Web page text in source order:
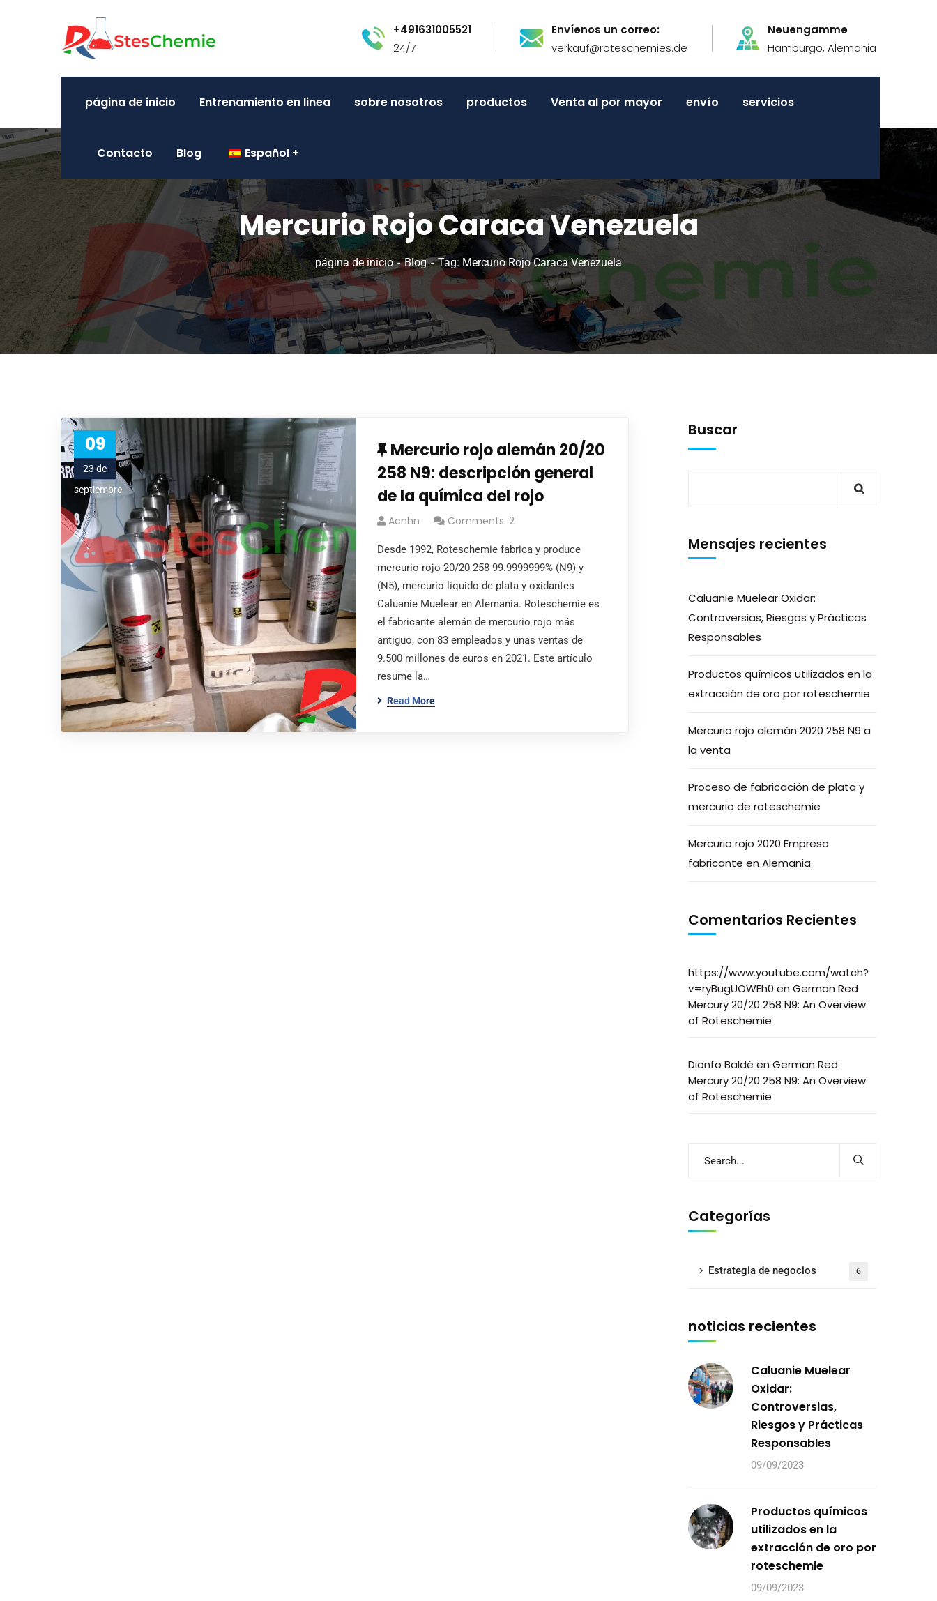
+491631005521
24/7
Envíenos un correo:
verkauf@roteschemies.de
Neuengamme
Hamburgo, Alemania
página de inicio Entrenamiento en linea sobre nosotros productos Venta al por mayor envío servicios
Contacto Blog Español
Mercurio Rojo Caraca Venezuela
página de inicio Blog Tag: Mercurio Rojo Caraca Venezuela
09
23 de
septiembre
Mercurio rojo alemán 20/20
258 N9: descripción general
de la química del rojo
Acnhn Comments: 2
Desde 1992, Roteschemie fabrica y produce
mercurio rojo 20/20 258 99.9999999% (N9) y
(N5), mercurio líquido de plata y oxidantes
Caluanie Muelear en Alemania. Roteschemie es
el fabricante alemán de mercurio rojo más
antiguo, con 83 empleados y unas ventas de
9.500 millones de euros en 2021. Este artículo
resume la…
Read More
Buscar
Mensajes recientes
Caluanie Muelear Oxidar:
Controversias, Riesgos y Prácticas
Responsables
Productos químicos utilizados en la
extracción de oro por roteschemie
Mercurio rojo alemán 2020 258 N9 a
la venta
Proceso de fabricación de plata y
mercurio de roteschemie
Mercurio rojo 2020 Empresa
fabricante en Alemania
Comentarios Recientes
https://www.youtube.com/watch?
v=ryBugUOWEh0 en German Red
Mercury 20/20 258 N9: An Overview
of Roteschemie
Dionfo Baldé en German Red
Mercury 20/20 258 N9: An Overview
of Roteschemie
Categorías
Estrategia de negocios 6
noticias recientes
Caluanie Muelear
Oxidar:
Controversias,
Riesgos y Prácticas
Responsables
09/09/2023
Productos químicos
utilizados en la
extracción de oro por
roteschemie
09/09/2023